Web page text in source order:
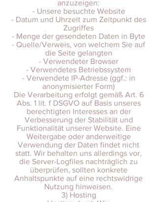
anzuzeigen:
- Unsere besuchte Website
- Datum und Uhrzeit zum Zeitpunkt des
Zugriffes
- Menge der gesendeten Daten in Byte
- Quelle/Verweis, von welchem Sie auf
die Seite gelangten
- Verwendeter Browser
- Verwendetes Betriebssystem
- Verwendete IP-Adresse (ggf.: in
anonymisierter Form)
Die Verarbeitung erfolgt gemäß Art. 6
Abs. 1 lit. f DSGVO auf Basis unseres
berechtigten Interesses an der
Verbesserung der Stabilität und
Funktionalität unserer Website. Eine
Weitergabe oder anderweitige
Verwendung der Daten findet nicht
statt. Wir behalten uns allerdings vor,
die Server-Logfiles nachträglich zu
überprüfen, sollten konkrete
Anhaltspunkte auf eine rechtswidrige
Nutzung hinweisen.
3) Hosting